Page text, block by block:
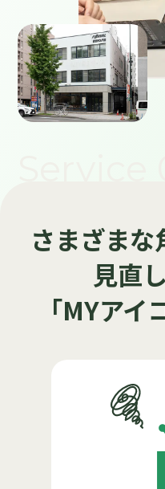
さまざまな
見直
「MYアイ